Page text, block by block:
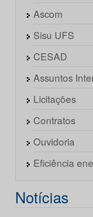
Ascom
Sisu UFS
CESAD
Assuntos
Licitações
Contratos
Ouvidoria
Eficiência
Notícias